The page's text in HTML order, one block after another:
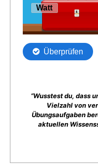
“Wusstest du, dass
Vielzahl von
Übungsaufgaben
aktuellen